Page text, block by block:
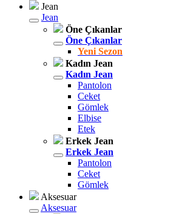
Jean
Jean
Öne Çıkanlar
Öne Çıkanlar
Yeni Sezon
Kadın Jean
Kadın Jean
Pantolon
Ceket
Gömlek
Elbise
Etek
Erkek Jean
Erkek Jean
Pantolon
Ceket
Gömlek
Aksesuar
Aksesuar